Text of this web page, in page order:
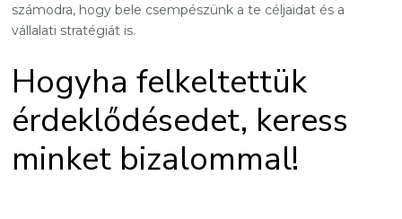
számodra, hogy bele csempészünk a te céljaidat és a
vállalati stratégiát is.
Hogyha felkeltettük
érdeklődésedet, keress
minket bizalommal!